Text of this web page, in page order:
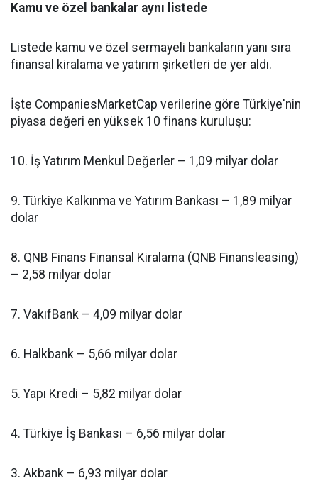
Kamu ve özel bankalar aynı listede
Listede kamu ve özel sermayeli bankaların yanı sıra
finansal kiralama ve yatırım şirketleri de yer aldı.
İşte CompaniesMarketCap verilerine göre Türkiye'nin
piyasa değeri en yüksek 10 finans kuruluşu:
10. İş Yatırım Menkul Değerler – 1,09 milyar dolar
9. Türkiye Kalkınma ve Yatırım Bankası – 1,89 milyar
dolar
8. QNB Finans Finansal Kiralama (QNB Finansleasing)
– 2,58 milyar dolar
7. VakıfBank – 4,09 milyar dolar
6. Halkbank – 5,66 milyar dolar
5. Yapı Kredi – 5,82 milyar dolar
4. Türkiye İş Bankası – 6,56 milyar dolar
3. Akbank – 6,93 milyar dolar